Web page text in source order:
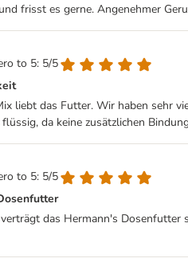
frisst es gerne. Angenehmer
to 5: 5/5
liebt das Futter. Wir haben sehr
da keine zusätzlichen
to 5: 5/5
das Hermann's